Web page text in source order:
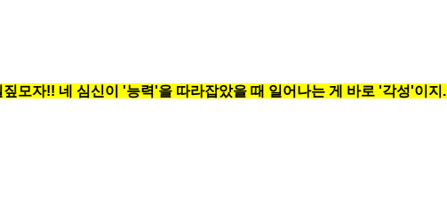
모자!! 네 심신이 '능력'을 따라잡았을 때 일어나는 게 바로 '각성'이지.